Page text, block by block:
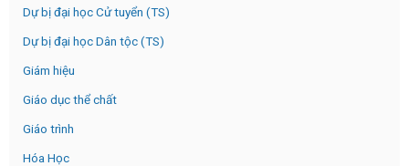
Dự bị đại học Cử tuyển (TS)
Dự bị đại học Dân tộc (TS)
Giám hiệu
Giáo dục thể chất
Giáo trình
Hóa Học